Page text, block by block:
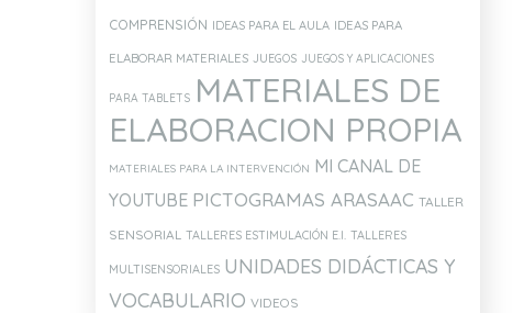
COMPRENSIÓN IDEAS PARA EL AULA IDEAS PARA
ELABORAR MATERIALES JUEGOS JUEGOS Y APLICACIONES
PARA TABLETS MATERIALES DE
ELABORACION PROPIA
MATERIALES PARA LA INTERVENCIÓN MI CANAL DE
YOUTUBE PICTOGRAMAS ARASAAC TALLER
SENSORIAL
TALLERES ESTIMULACIÓN E.I. TALLERES
MULTISENSORIALES UNIDADES DIDÁCTICAS Y
VOCABULARIO VIDEOS